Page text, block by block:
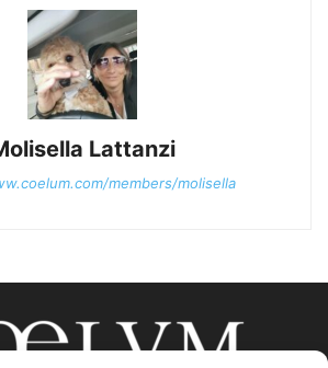
Lattanzi
members/molisella